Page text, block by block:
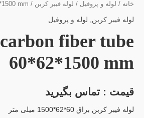
خانه / لوله و پروفیل / لوله فیبر کربن / carbon fiber tube 60*62*1500 mm
لوله فیبر کربن لوله و پروفیل
carbon fiber tube
60*62*1500 mm
قیمت : تماس بگیرید
لوله فیبر کربن براق 60*62*1500 میلی متر